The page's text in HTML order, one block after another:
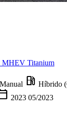
MHEV Titanium
Manual local_gas_station Híbrido
2023 05/2023